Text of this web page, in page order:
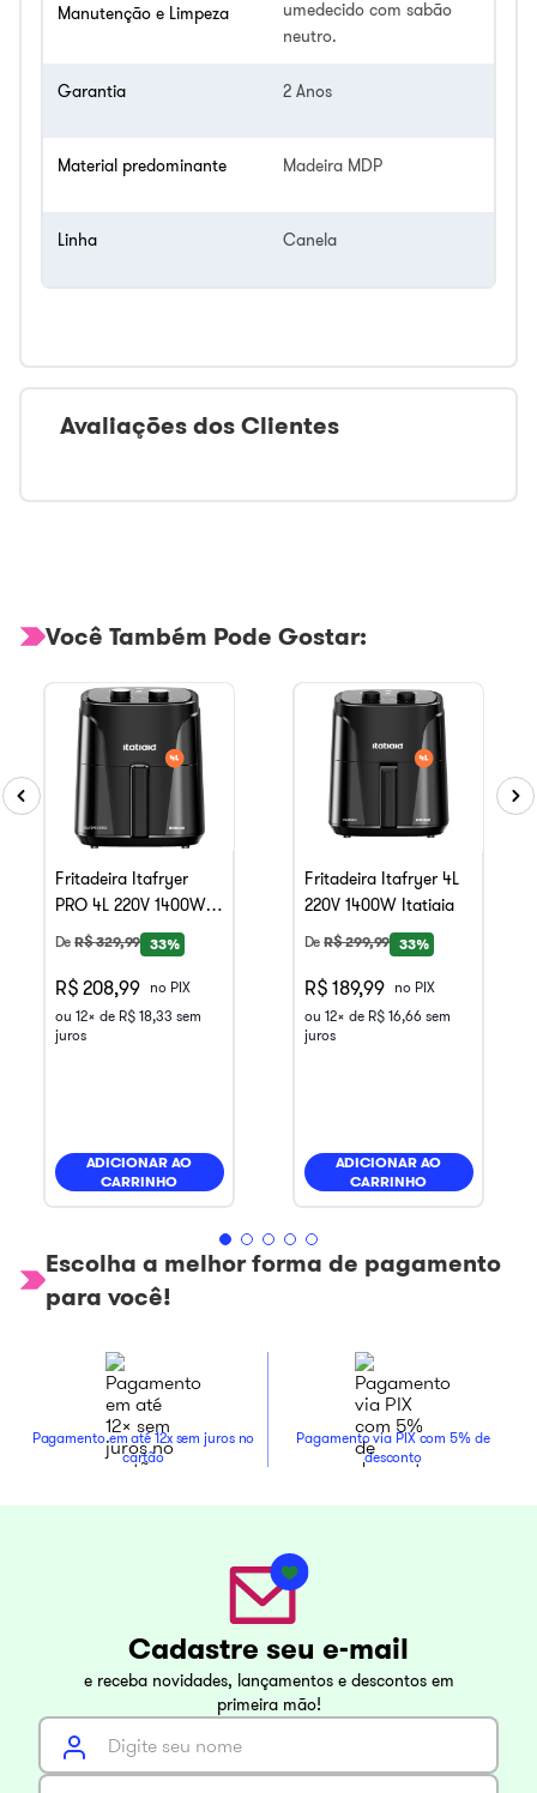
Manutenção e Limpeza
umedecido com sabão
neutro.
Garantia 2 Anos
Material predominante Madeira MDP
Linha Canela
Avaliações dos Clientes
Você Também Pode Gostar:
Fritadeira Itafryer
PRO 4L 220V 1400W
Itatiaia
DeR$329,99 33%
R$ 208,99
no PIX
ou 12x de R$ 18,33 sem
juros
ADICIONAR AO
CARRINHO
Fritadeira Itafryer 4L
220V 1400W Itatiaia
DeR$299,99 33%
R$ 189,99
no PIX
ou 12x de R$ 16,66 sem
juros
ADICIONAR AO
CARRINHO
Escolha a melhor forma de pagamento
para você!
Pagamento em até 12x sem juros no
cartão
Pagamento via PIX com 5% de
desconto
Cadastre seu e-mail
e receba novidades, lançamentos e descontos em
primeira mão!